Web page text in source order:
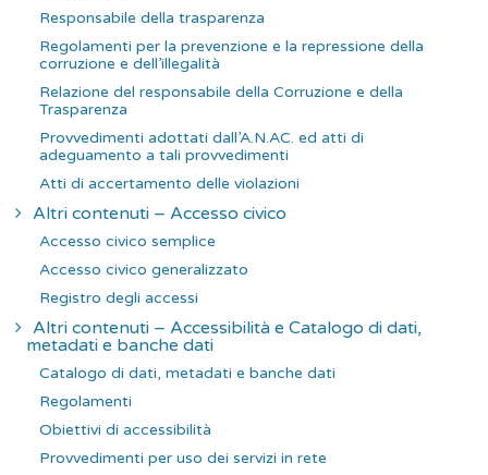
Responsabile della trasparenza
Regolamenti per la prevenzione e la repressione della
corruzione e dell’illegalità
Relazione del responsabile della Corruzione e della
Trasparenza
Provvedimenti adottati dall’A.N.AC. ed atti di
adeguamento a tali provvedimenti
Atti di accertamento delle violazioni
Altri contenuti – Accesso civico
Accesso civico semplice
Accesso civico generalizzato
Registro degli accessi
Altri contenuti – Accessibilità e Catalogo di dati,
metadati e banche dati
Catalogo di dati, metadati e banche dati
Regolamenti
Obiettivi di accessibilità
Provvedimenti per uso dei servizi in rete